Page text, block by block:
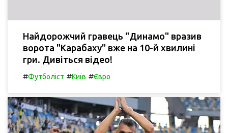
Найдорожчий гравець "Динамо" вразив
ворота "Карабаху" вже на 10-й хвилині
гри. Дивіться відео!
#Футболіст #Київ #Євро